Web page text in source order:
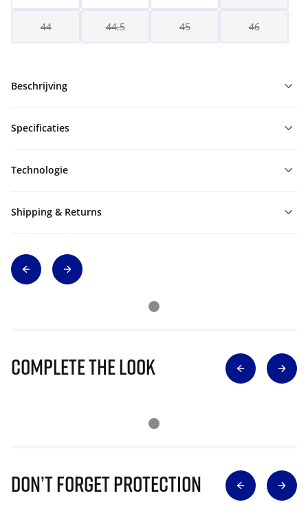
44 44,5 45 46
Beschrijving
Specificaties
Technologie
Shipping & Returns
Complete The Look
Don’t Forget Protection